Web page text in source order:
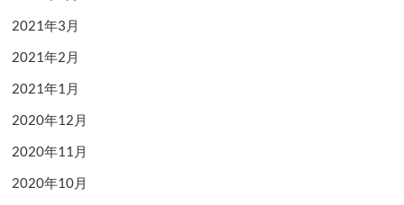
2021年3月
2021年2月
2021年1月
2020年12月
2020年11月
2020年10月